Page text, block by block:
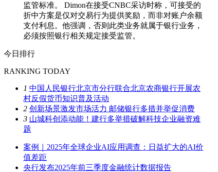
监管标准。 Dimon在接受CNBC采访时称，可接受的
折中方案是仅对交易行为提供奖励，而非对账户余额
支付利息。他强调，否则此类业务就属于银行业务，
必须按照银行相关规定接受监管。
今日排行
RANKING TODAY
1 中国人民银行北京市分行联合北京农商银行开展农
村反假货币知识普及活动
2 创新场景激发市场活力 邮储银行多措并举促消费
3 山城科创添动能！建行多举措破解科技企业融资难
题
案例｜2025年全球企业AI应用调查：日益扩大的AI价
值差距
央行发布2025年前三季度金融统计数据报告